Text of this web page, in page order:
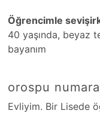
Öğrencimle
40 yaşında, beyaz
bayanım
orospu
Evliyim. Bir Lisede